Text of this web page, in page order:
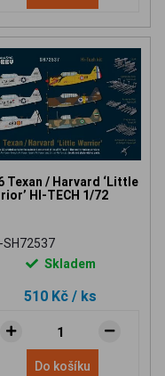
Texan / Harvard ‘Little
HI-TECH 1/72
SH72537
Skladem
510 Kč / ks
Do košíku